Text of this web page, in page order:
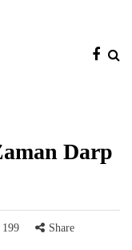
Darp
199 Share